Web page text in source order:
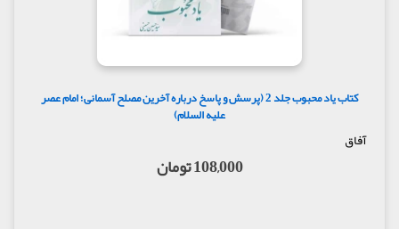
ابن عیاش در کتاب مقتضب می گوید: شیخ ابوالحسین
بن عبدالصّمد بن علی از نوح بن دراج و چند نفر دیگر
نقل کرد که آنها در حضور امیرالمؤمنین علیه السلام
بودند، وقتی امام حسین علیه السلام وارد شد حضرت به
ایشان فرمودند: پدرم به قربان پدر فرزند بهترین
به آن حضرت گفته شد: یا امیرالمؤمنین! به چه علّت برایِ
کتاب یاد محبوب جلد 2 (پرسش و پاسخ درباره آخرین مصلح آسمانی؛ امام عصر
علیه السلام)
آفاق
108,000 تومان